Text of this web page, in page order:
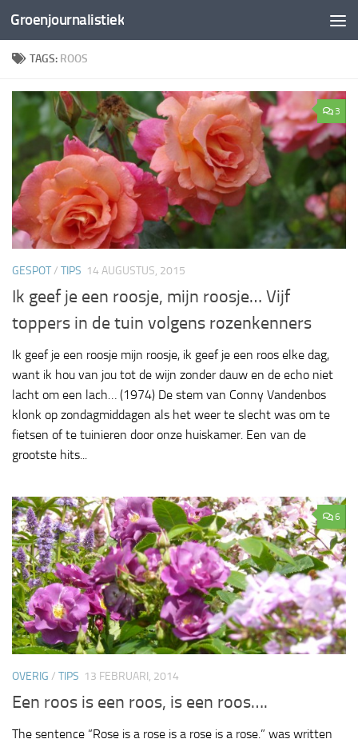
Doorgaan naar inhoud
Groenjournalistiek
TAGS: ROOS
3
GESPOT/ TIPS 14 AUGUSTUS, 2015
Ik geef je een roosje, mijn roosje… Vijf
toppers in de tuin volgens rozenkenners
Ik geef je een roosje mijn roosje, ik geef je een roos elke dag,
want ik hou van jou tot de wijn zonder dauw en de echo niet
lacht om een lach… (1974) De stem van Conny Vandenbos
klonk op zondagmiddagen als het weer te slecht was om te
fietsen of te tuinieren door onze huiskamer. Een van de
grootste hits...
6
OVERIG / TIPS 13 FEBRUARI, 2014
Een roos is een roos, is een roos….
The sentence “Rose is a rose is a rose is a rose.” was written